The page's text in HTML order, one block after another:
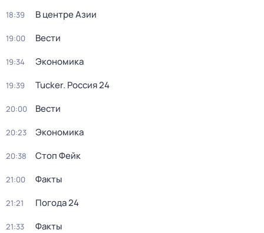
18:39 В центре Азии
19:00 Вести
19:34 Экономика
19:39 Tucker. Россия 24
20:00 Вести
20:23 Экономика
20:38 Стоп Фейк
21:00 Факты
21:21 Погода 24
21:33 Факты